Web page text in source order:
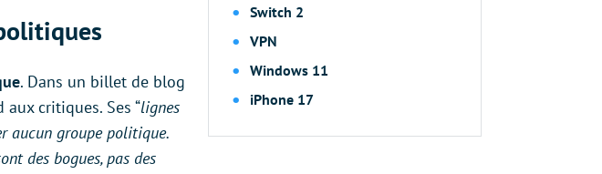
. Dans un billet de blog
critiques. Ses “lignes
aucun groupe politique.
des bogues, pas des
Switch 2
VPN
Windows 11
iPhone 17